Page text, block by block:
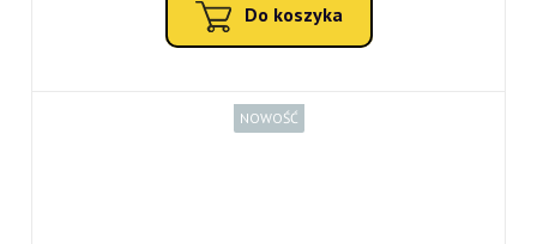
Do koszyka
NOWOŚĆ